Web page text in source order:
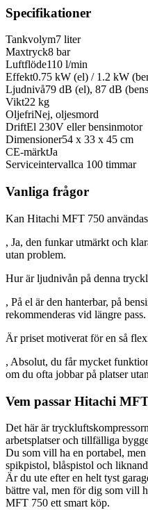
Specifikationer
Tankvolym7 liter
Maxtryck8 bar
Luftflöde110 l/min
Effekt0.75 kW (el) / 1.2 kW
Ljudnivå79 dB (el), 87 dB
Vikt22 kg
OljefriNej, oljesmord
DriftEl 230V eller bensinmotor
Dimensioner54 x 33 x 45 cm
CE-märktJa
Serviceintervallca 100 timmar
Vanliga frågor
Kan Hitachi MFT 750
, Ja, den funkar utmärkt och
utan problem.
Hur är ljudnivån på denna
, På el är den hanterbar, på
rekommenderas vid längre pass.
Är priset motiverat för en så
, Absolut, du får mycket
om du ofta jobbar på platser
Vem passar Hitachi
Det här är
arbetsplatser och tillfälliga
Du som vill ha en portabel,
spikpistol, blåspistol och
Är du ute efter en helt tyst
bättre val, men för dig som vill
MFT 750 ett smart köp.